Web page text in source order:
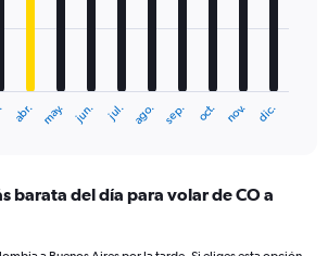
abr. may. jun. jul. ago. sep. oct. nov. dic.
barata del día para volar de CO a